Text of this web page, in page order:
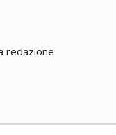
redazione